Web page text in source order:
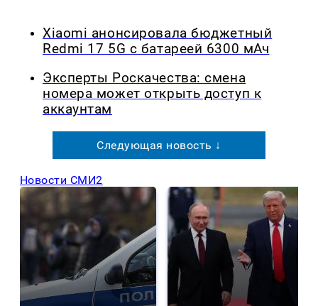
Xiaomi анонсировала бюджетный
Redmi 17 5G с батареей 6300 мАч
Эксперты Роскачества: смена
номера может открыть доступ к
аккаунтам
Следующая новость ↓
Новости СМИ2